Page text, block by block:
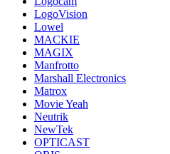
LogoVision
Lowel
MACKIE
MAGIX
Manfrotto
Marshall Electronics
Matrox
Movie Yeah
Neutrik
NewTek
OPTICAST